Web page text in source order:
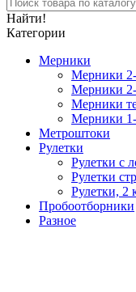
Найти!
Категории
Мерники
Мерники 2-
Мерники 2-
Мерники
Мерники 1-
Метроштоки
Рулетки
Рулетки с
Рулетки
Рулетки, 2
Пробоотборники
Разное